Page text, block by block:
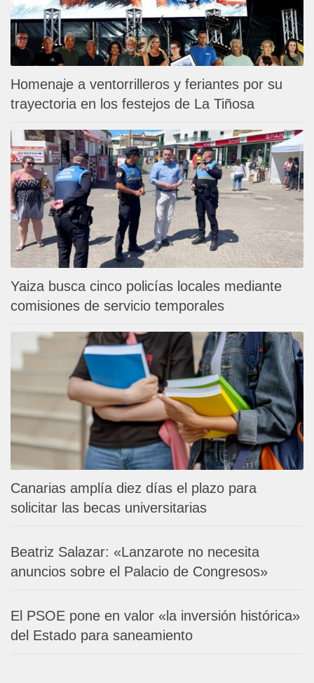
Homenaje a ventorrilleros y feriantes por su
trayectoria en los festejos de La Tiñosa
Yaiza busca cinco policías locales mediante
comisiones de servicio temporales
Canarias amplía diez días el plazo para
solicitar las becas universitarias
Beatriz Salazar: «Lanzarote no necesita
anuncios sobre el Palacio de Congresos»
El PSOE pone en valor «la inversión histórica»
del Estado para saneamiento